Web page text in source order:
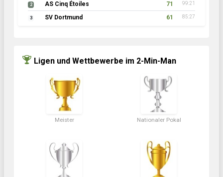
2 AS Cinq Étoiles 71 99:21
3 SV Dortmund 61 85:27
Ligen und Wettbewerbe im 2-Min-Man
Meister Nationaler Pokal